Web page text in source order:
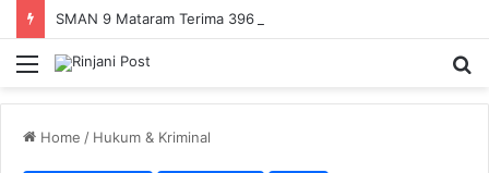
Menu
Home / Hukum & Kriminal